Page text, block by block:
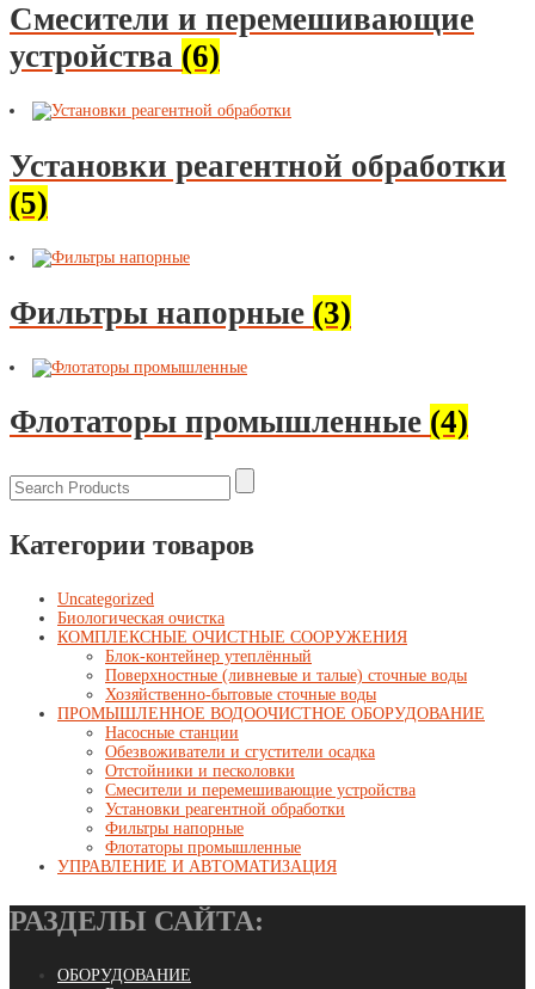
Смесители и перемешивающие
устройства (6)
Установки реагентной обработки
(5)
Фильтры напорные (3)
Флотаторы промышленные (4)
Категории товаров
Uncategorized
Биологическая очистка
КОМПЛЕКСНЫЕ ОЧИСТНЫЕ СООРУЖЕНИЯ
Блок-контейнер утеплённый
Поверхностные (ливневые и талые) сточные воды
Хозяйственно-бытовые сточные воды
ПРОМЫШЛЕННОЕ ВОДООЧИСТНОЕ ОБОРУДОВАНИЕ
Насосные станции
Обезвоживатели и сгустители осадка
Отстойники и песколовки
Смесители и перемешивающие устройства
Установки реагентной обработки
Фильтры напорные
Флотаторы промышленные
УПРАВЛЕНИЕ И АВТОМАТИЗАЦИЯ
РАЗДЕЛЫ САЙТА:
ОБОРУДОВАНИЕ